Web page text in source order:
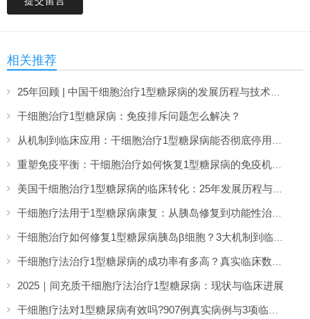
相关推荐
干细胞治疗1型糖尿病：免疫排斥问题怎么解决？
2025｜间充质干细胞疗法治疗1型糖尿病：现状与临床进展